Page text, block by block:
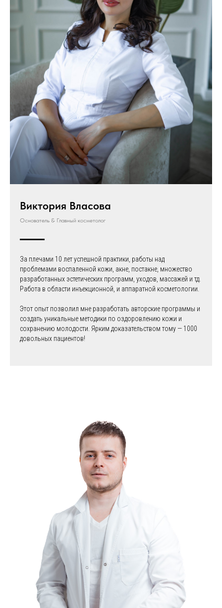
Виктория Власова
Основатель & Главный косметолог
За плечами 10 лет успешной практики, работы над
проблемами воспаленной кожи, акне, постакне, множество
разработанных эстетических программ, уходов, массажей и тд.
Работа в области инъекционной, и аппаратной косметологии.
Этот опыт позволил мне разработать авторские программы и
создать уникальные методики по оздоровлению кожи и
сохранению молодости. Ярким доказательством тому — 1000
довольных пациентов!